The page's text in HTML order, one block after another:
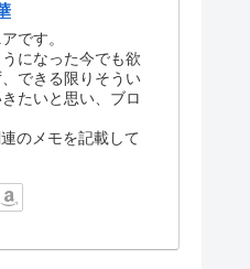
です。
になった今でも欲
できる限りそうい
たいと思い、ブロ
のメモを記載して